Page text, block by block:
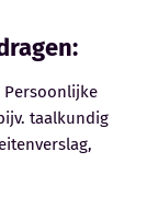
Persoonlijke
taalkundig